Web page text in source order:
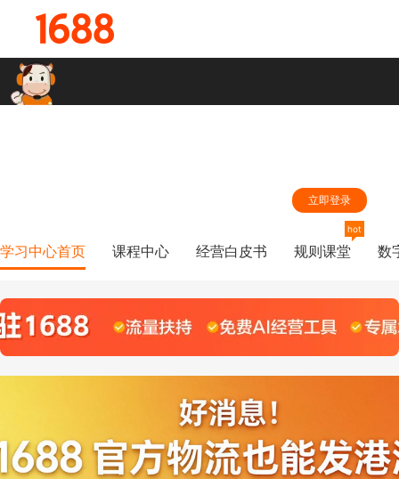
立即登录
学习中心首页 课程中心 经营白皮书 规则课堂
hot
数